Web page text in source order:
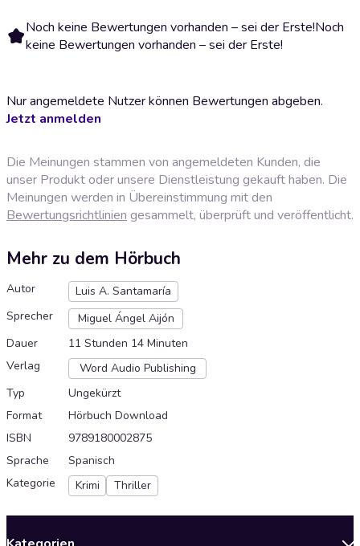
Noch keine Bewertungen vorhanden – sei der Erste!Noch
keine Bewertungen vorhanden – sei der Erste!
Nur angemeldete Nutzer können Bewertungen abgeben.
Jetzt anmelden
Die Meinungen stammen von angemeldeten Kunden, die
unser Produkt oder unsere Dienstleistung gekauft haben. Die
Meinungen werden in Übereinstimmung mit den
Bewertungsrichtlinien gesammelt, überprüft und veröffentlicht.
Mehr zu dem Hörbuch
Autor
Luis A. Santamaría
Sprecher
Miguel Ángel Aijón
Dauer
11 Stunden 14 Minuten
Verlag
Word Audio Publishing
Typ
Ungekürzt
Format
Hörbuch Download
ISBN
9789180002875
Sprache
Spanisch
Kategorie
Krimi Thriller